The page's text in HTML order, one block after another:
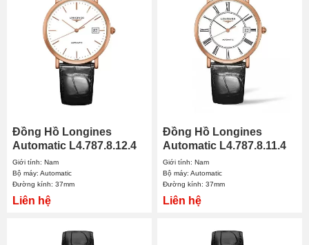
Đồng Hồ Longines
Automatic L4.787.8.12.4
37mm Nam
Giới tính: Nam
Bộ máy: Automatic
Đường kính: 37mm
Liên hệ
Đồng Hồ Longines
Automatic L4.787.8.11.4
37mm Nam
Giới tính: Nam
Bộ máy: Automatic
Đường kính: 37mm
Liên hệ